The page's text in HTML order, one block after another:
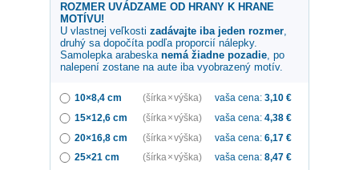
ROZMER UVÁDZAME OD HRANY K HRANE
MOTÍVU!
U vlastnej veľkosti zadávajte iba jeden rozmer,
druhý sa dopočíta podľa proporcií nálepky.
Samolepka arabeska nemá žiadne pozadie, po
nalepení zostane na aute iba vyobrazený motív.
10×8,4 cm (šírka × výška) vaša cena: 3,10 €
15×12,6 cm
(šírka × výška) vaša cena: 4,38 €
20×16,8 cm
(šírka × výška) vaša cena: 6,17 €
25×21 cm
(šírka × výška) vaša cena: 8,47 €